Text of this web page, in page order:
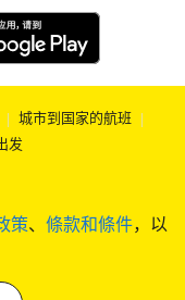
策、 條款和條件，以
| 城市到国家的航班 |
发